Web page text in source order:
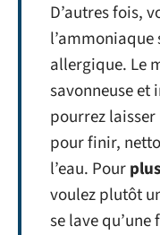
D’autres fois,
l’ammoniaque
allergique. Le
savonneuse et
pourrez
pour finir,
l’eau. Pour
voulez plutôt
se lave qu’une